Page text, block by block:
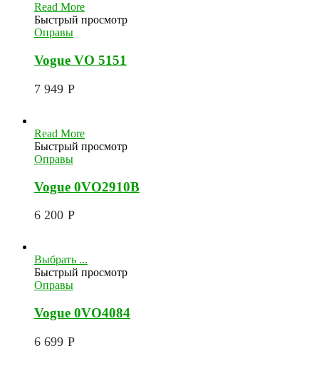
Read More
Быстрый просмотр
Оправы
Vogue VO 5151
7 949 Р
Read More
Быстрый просмотр
Оправы
Vogue 0VO2910B
6 200 Р
Выбрать ...
Быстрый просмотр
Оправы
Vogue 0VO4084
6 699 Р